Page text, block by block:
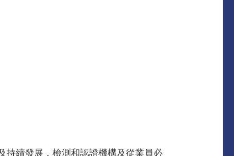
持續發展，檢測和認證機構及從業員必